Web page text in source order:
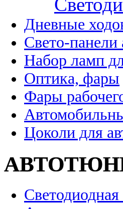
Дневные
Свето-
Набор ламп
Оптика, фары
Фары
Цоколи для